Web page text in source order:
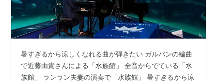
暑すぎるから涼しくなれる曲が弾きたい ガルバンの編曲
で近藤由貴さんによる「水族館」 全音からでている「水
族館」 ランラン夫妻の演奏で「水族館」 暑すぎるから涼